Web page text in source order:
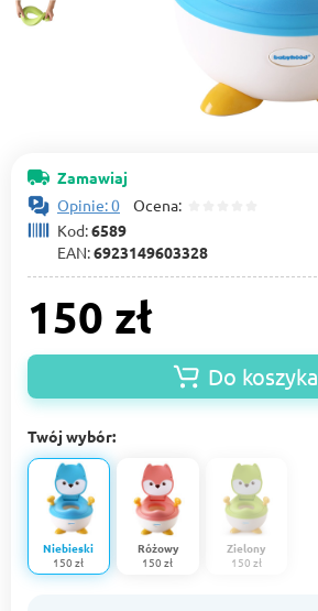
Zamawiaj
Opinie: 0 Ocena:
Kod:6589
EAN:6923149603328
150 zł
Do koszyka
Twój wybór:
Zielony
150 zł
Niebieski
150 zł
Różowy
150 zł